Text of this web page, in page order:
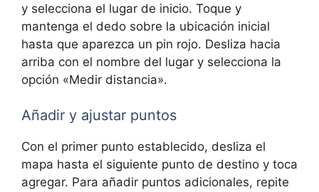
y selecciona el lugar de inicio. Toque y
mantenga el dedo sobre la ubicación inicial
hasta que aparezca un pin rojo. Desliza hacia
arriba con el nombre del lugar y selecciona la
opción «Medir distancia».
Añadir y ajustar puntos
Con el primer punto establecido, desliza el
mapa hasta el siguiente punto de destino y toca
agregar. Para añadir puntos adicionales, repite